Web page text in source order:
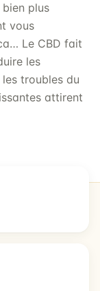
plus
vous
Le CBD fait
les
troubles du
attirent